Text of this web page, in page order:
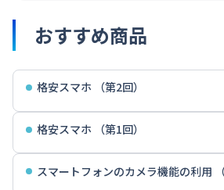
おすすめ商品
格安スマホ （第2回）
格安スマホ （第1回）
スマートフォンのカメラ機能の利用 （